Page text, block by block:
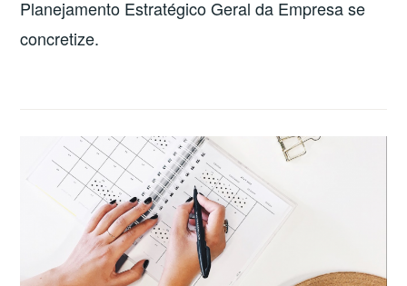
Planejamento Estratégico Geral da Empresa se
concretize.